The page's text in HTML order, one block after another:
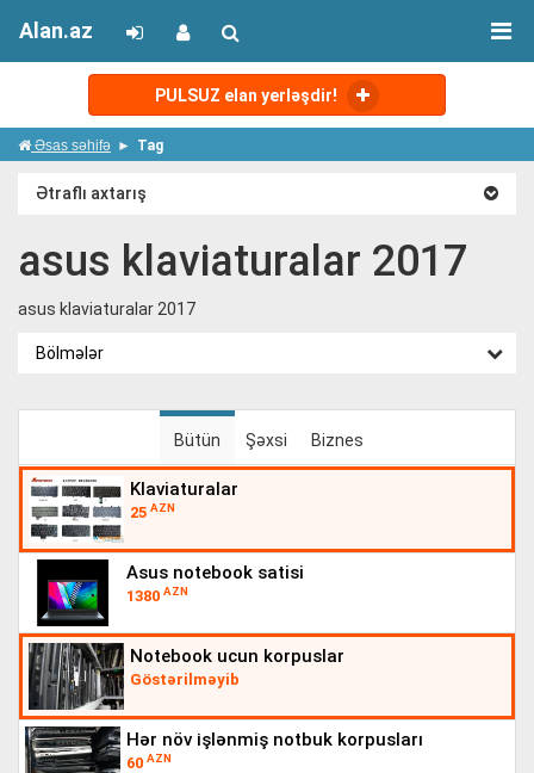
PULSUZ elan yerləşdir!
Alan.az
Əsas səhifə Tag
Ətraflı axtarış
asus klaviaturalar 2017
asus klaviaturalar 2017
Bölmələr
Bütün Şəxsi Biznes
klaviaturalar
25 AZN
asus notebook satisi
1380 AZN
notebook ucun korpuslar
Göstərilməyib
hər növ i̇şlənmiş notbuk korpusları
60 AZN